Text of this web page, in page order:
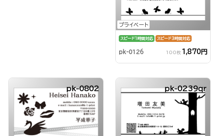
プライベート
スピード1時間対応 スピード3時間対応
pk-0126 100枚 1,870円
pk-0802 pk-0239qr